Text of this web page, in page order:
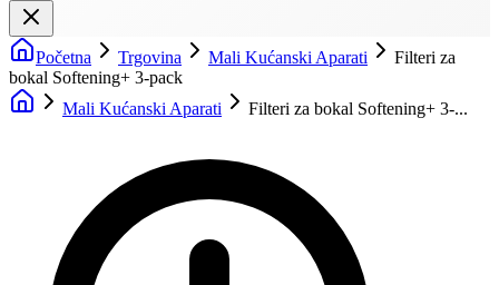
Početna Trgovina Mali Kućanski Aparati
Filteri za
bokal Softening+ 3-pack
Mali Kućanski Aparati
Filteri za bokal Softening+ 3-...